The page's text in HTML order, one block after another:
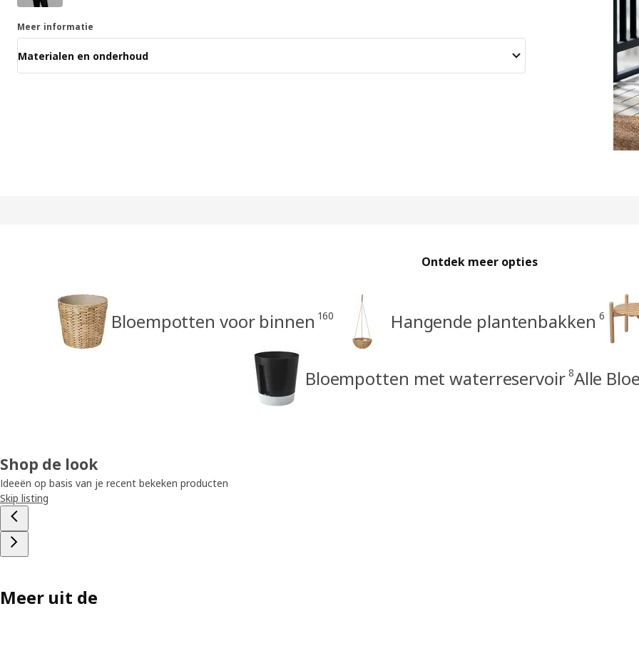
Meer informatie
Materialen en onderhoud
Ontdek meer opties
Bloempotten voor binnen 160 Hangende plantenbakken 6
Bloempotten met waterreservoir 8Alle
Shop de look
Ideeën op basis van je recent bekeken producten
Skip listing
Meer uit de